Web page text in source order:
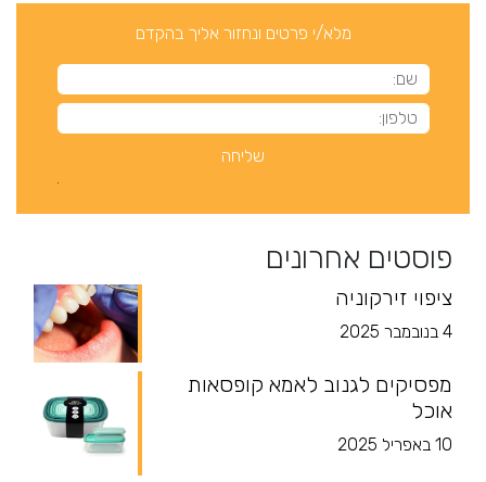
מלא/י פרטים ונחזור אליך בהקדם
פוסטים אחרונים
ציפוי זירקוניה
4 בנובמבר 2025
מפסיקים לגנוב לאמא קופסאות
אוכל
10 באפריל 2025